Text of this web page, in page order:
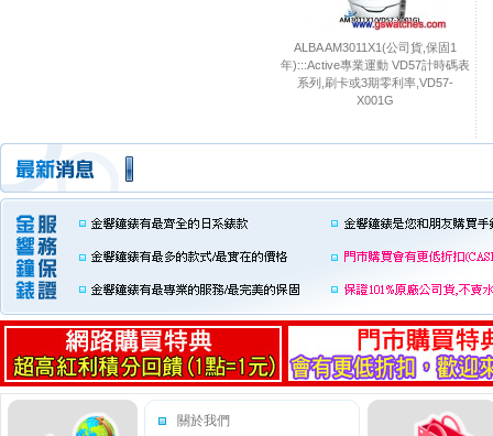
ALBA AM3011X1(公司貨,保固1
年):::Active專業運動 VD57計時碼表
系列,刷卡或3期零利率,VD57-
X001G
關於我們